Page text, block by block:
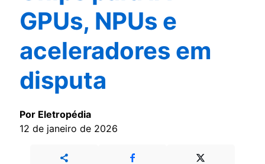
GPUs, NPUs e
aceleradores em
disputa
Por Eletropédia
12 de janeiro de 2026